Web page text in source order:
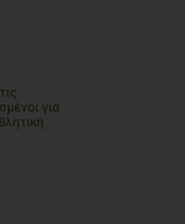
για